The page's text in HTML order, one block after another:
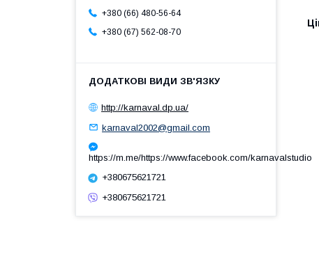
+380 (66) 480-56-64
+380 (67) 562-08-70
http://karnaval.dp.ua/
karnaval2002@gmail.com
https://m.me/https://www.facebook.com/karnavalstudio
+380675621721
+380675621721